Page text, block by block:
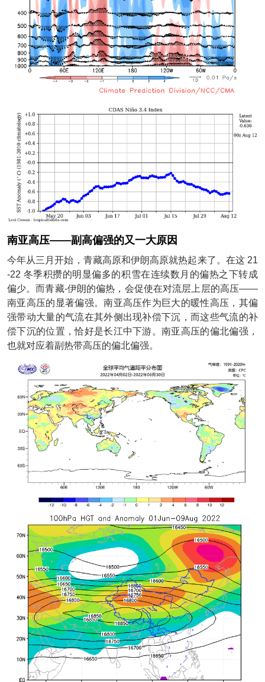
南亚高压——副高偏强的又一大原因
今年从三月开始，青藏高原和伊朗高原就热起来了。在这 21
-22 冬季积攒的明显偏多的积雪在连续数月的偏热之下转成
偏少。而青藏-伊朗的偏热，会促使在对流层上层的高压——
南亚高压的显著偏强。南亚高压作为巨大的暖性高压，其偏
强带动大量的气流在其外侧出现补偿下沉，而这些气流的补
偿下沉的位置，恰好是长江中下游。南亚高压的偏北偏强，
也就对应着副热带高压的偏北偏强。